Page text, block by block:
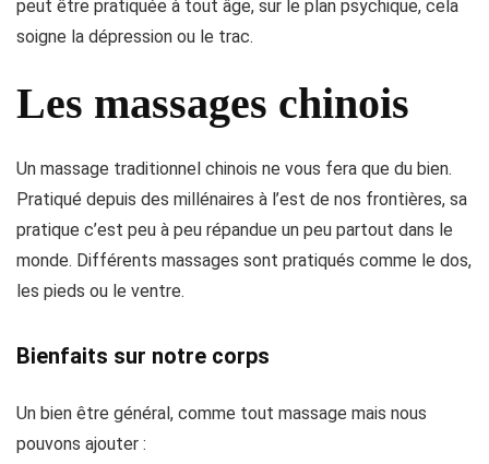
peut être pratiquée à tout âge, sur le plan psychique, cela
soigne la dépression ou le trac.
Les massages chinois
Un massage traditionnel chinois ne vous fera que du bien.
Pratiqué depuis des millénaires à l’est de nos frontières, sa
pratique c’est peu à peu répandue un peu partout dans le
monde. Différents massages sont pratiqués comme le dos,
les pieds ou le ventre.
Bienfaits sur notre corps
Un bien être général, comme tout massage mais nous
pouvons ajouter :